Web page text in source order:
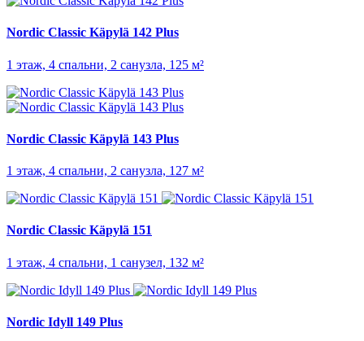
Nordic Classic Käpylä 142 Plus
1 этаж, 4 спальни, 2 санузла, 125 м²
Nordic Classic Käpylä 143 Plus
1 этаж, 4 спальни, 2 санузла, 127 м²
Nordic Classic Käpylä 151
1 этаж, 4 спальни, 1 санузел, 132 м²
Nordic Idyll 149 Plus